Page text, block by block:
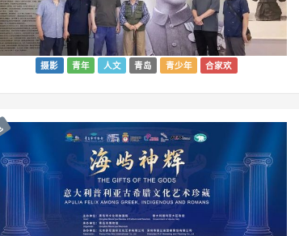
摄影 青年 人文 青岛 青少年 合家欢